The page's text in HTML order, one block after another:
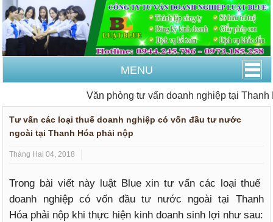
MENU
Văn phòng tư vấn doanh nghiệp tại Thanh Hóa
Tư vấn các loại thuế doanh nghiệp có vốn đầu tư nước
ngoài tại Thanh Hóa phải nộp
Tháng Hai 04, 2018
Trong bài viết này luật Blue xin tư vấn các loại thuế
doanh nghiệp có vốn đầu tư nước ngoài tại Thanh
Hóa phải nộp khi thực hiện kinh doanh sinh lợi như sau: